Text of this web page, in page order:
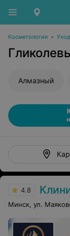
Косметология •
Алмазный
4.8 Клинический
Минск, ул.